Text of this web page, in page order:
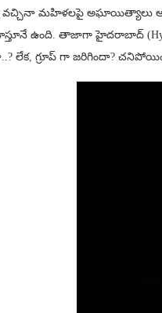
వచ్చినా మహిళలపై అఘాయిత్యాలు
ఉంది. తాజాగా హైదరాబాద్
లేక, గ్రూప్ గా జరిగిందా?